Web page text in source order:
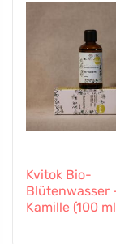
Kvitok Bio-
Blütenwasser
Kamille (100